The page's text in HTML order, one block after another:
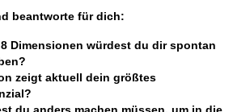
beantworte für dich:
Dimensionen würdest du dir spontan
zeigt aktuell dein größtes